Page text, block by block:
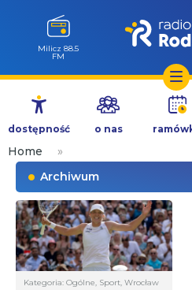
Przejdź
treści
Milicz 88.5
FM
dostępność o nas
Home
»
Archiwum
Kategoria: Ogólne, Sport, Wrocław